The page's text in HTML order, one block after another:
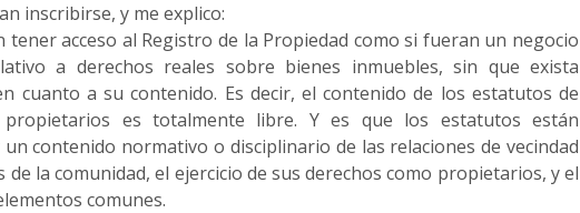
inscribirse, y me explico:
tener acceso al Registro de la Propiedad como si fueran un negocio
a derechos reales sobre bienes inmuebles, sin que exista
cuanto a su contenido. Es decir, el contenido de los estatutos de
propietarios es totalmente libre. Y es que los estatutos están
contenido normativo o disciplinario de las relaciones de vecindad
la comunidad, el ejercicio de sus derechos como propietarios, y el
comunes.